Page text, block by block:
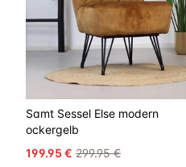
Samt Sessel Else modern
ockergelb
199.95 € 299.95 €